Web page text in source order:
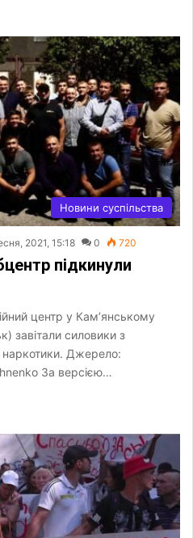
Новини суспільства
2021, 15:18 0 720
підкинули
центр у Кам’янському
завітали силовики з
наркотики. Джерело:
За версією…